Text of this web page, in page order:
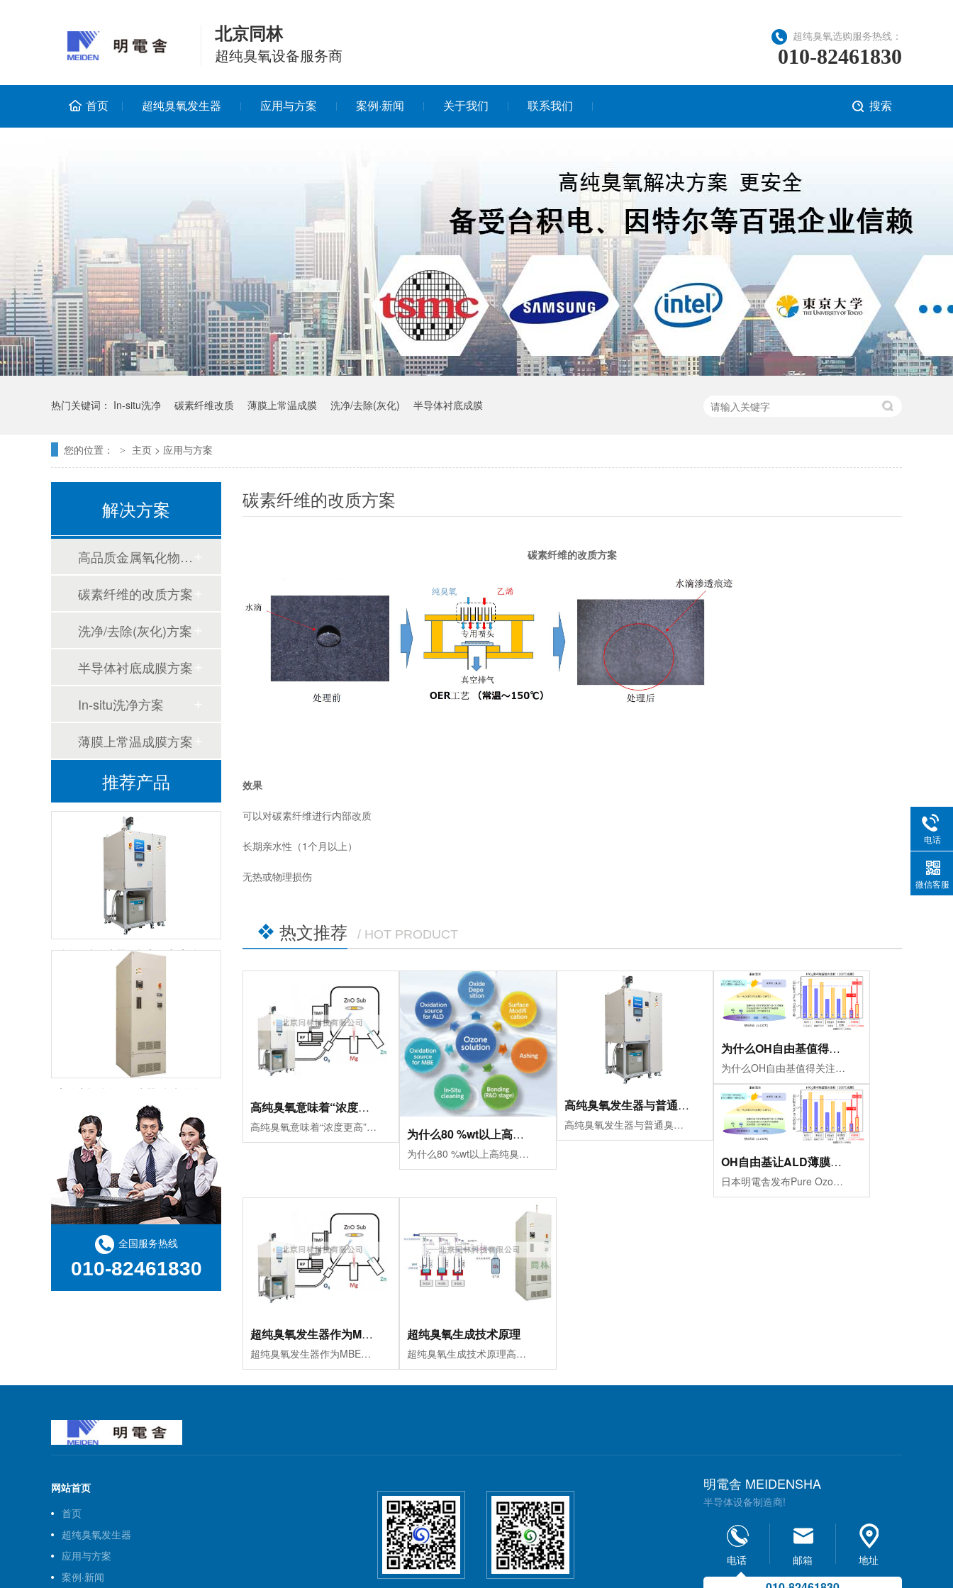
搜索
北京同林
超纯臭氧设备服务商
超纯臭氧选购服务热线：
010-82461830
首页 超纯臭氧发生器 应用与方案 案例·新闻 关于我们 联系我们
热门关键词： In-situ洗净 碳素纤维改质 薄膜上常温成膜 洗净/去除(灰化) 半导体衬底成膜
您的位置： > 主页 > 应用与方案
碳素纤维的改质方案
碳素纤维的改质方案
效果
可以对碳素纤维进行内部改质
长期亲水性（1个月以上）
无热或物理损伤
热文推荐 / HOT PRODUCT
高纯臭氧意味着“浓度更高”吗？
高纯臭氧意味着“浓度更高”吗？很多人认为，高纯臭氧只是把臭氧浓度提高而已。事实上，两者最大的区别并不仅是数字上的变化，而是整个反应体系发生了改变。普通臭氧发生器... 为什么80 %wt以上高纯臭氧，正在成为先进AL
为什么80 %wt以上高纯臭氧，正在成为先进ALD的新趋势？近年来，随着半导体器件不断向更小制程、更高集成度发展，原子层沉积（ALD）技术的重要性日益凸显。无论...
高纯臭氧发生器与普通臭氧发生器的区别
高纯臭氧发生器与普通臭氧发生器的区别普通臭氧发生器通常输出的是臭氧与氧气的混合气体，臭氧体积分数一般在5%～15%左右。而明電舎采用的是液化分离技术制备的高纯臭...
为什么OH自由基值得关注？
为什么OH自由基值得关注？OH自由基被认为是自然界和工业氧化过程中活跃的氧化物种之一，具有极高的反应活性。对于ALD而言，OH自由基能够更快速地氧化金属前驱体残...
OH自由基让ALD薄膜杂质降低约100倍，高纯臭
日本明電舎发布Pure Ozone新技术：OH自由基让ALD薄膜杂质降低约100倍，高纯臭氧迎来新的应用方向2026年6月23日，日本明電舎（Meidensha...
超纯臭氧发生器作为MBE（分子束外延）氧化源应用
超纯臭氧发生器作为MBE（分子束外延）氧化源应用实例MBE（分子束外延）氧化源应用实例超纯臭氧发生器实现的功能和规范1.低杂质高纯度（ppb）（竞争对手：ppm...
超纯臭氧生成技术原理
超纯臭氧生成技术原理高纯臭氧提供系统作为氧化物分子束外延系统和激光分子束外延系统的重要组成部分，用于为氧化物分子束外延系统和激光分子束外延系统提供高活性氧来源。...
解决方案
高品质金属氧化物薄膜成长方案
碳素纤维的改质方案
洗净/去除(灰化)方案
半导体衬底成膜方案
In-situ洗净方案
薄膜上常温成膜方案
推荐产品
纯臭氧水发生器（超高浓度/高纯度）400 mg/
全国服务热线
010-82461830
网站首页
首页
超纯臭氧发生器
应用与方案
案例·新闻
明電舎 MEIDENSHA
半导体设备制造商!
电话 邮箱 地址
电话
微信客服